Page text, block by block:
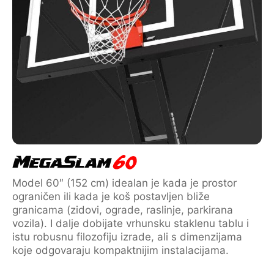
Model 60″ (152 cm) idealan je kada je prostor
ograničen ili kada je koš postavljen bliže
granicama (zidovi, ograde, raslinje, parkirana
vozila). I dalje dobijate vrhunsku staklenu tablu i
istu robusnu filozofiju izrade, ali s dimenzijama
koje odgovaraju kompaktnijim instalacijama.